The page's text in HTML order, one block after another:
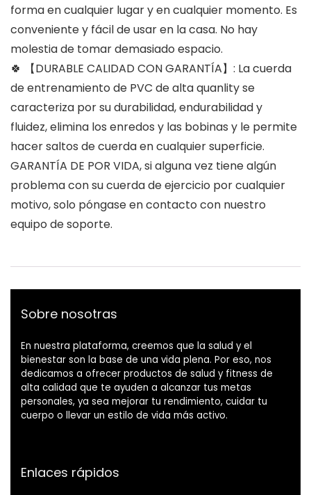
forma en cualquier lugar y en cualquier momento. Es
conveniente y fácil de usar en la casa. No hay
molestia de tomar demasiado espacio.
🍀 【DURABLE CALIDAD CON GARANTÍA】: La cuerda
de entrenamiento de PVC de alta quanlity se
caracteriza por su durabilidad, endurabilidad y
fluidez, elimina los enredos y las bobinas y le permite
hacer saltos de cuerda en cualquier superficie.
GARANTÍA DE POR VIDA, si alguna vez tiene algún
problema con su cuerda de ejercicio por cualquier
motivo, solo póngase en contacto con nuestro
equipo de soporte.
Sobre nosotras
En nuestra plataforma, creemos que la salud y el
bienestar son la base de una vida plena. Por eso, nos
dedicamos a ofrecer productos de salud y fitness de
alta calidad que te ayuden a alcanzar tus metas
personales, ya sea mejorar tu rendimiento, cuidar tu
cuerpo o llevar un estilo de vida más activo.
Enlaces rápidos